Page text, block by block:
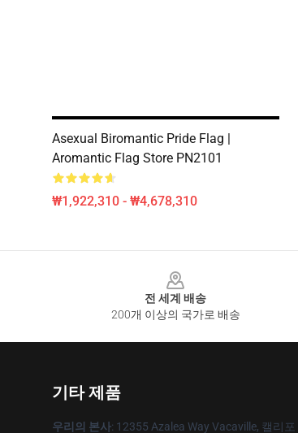
Asexual Biromantic Pride Flag |
Aromantic Flag Store PN2101
₩1,922,310 - ₩4,678,310
전 세계 배송
200개 이상의 국가로 배송
기타 제품
우리의 본사: 12355 Azalea Way Vacaville, 캘리포